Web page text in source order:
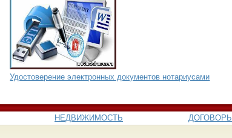
Удостоверение электронных документов нотариусами
НЕДВИЖИМОСТЬ ДОГОВОРЫ